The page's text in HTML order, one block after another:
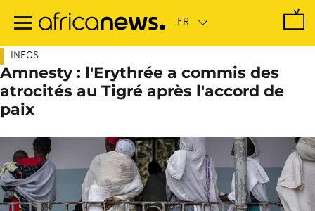
contenu
INFOS
Amnesty : l'Erythrée a commis des
atrocités au Tigré après l'accord de
paix